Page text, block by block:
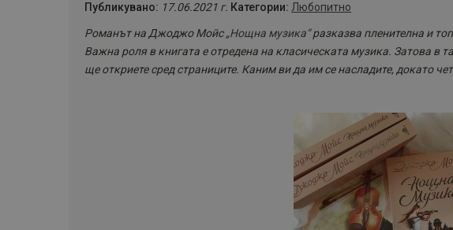
Публикувано: 17.06.2021 г. Категории: Любопитно
Романът на Джоджо Мойс„Нощна музика“разказва пленителна и
Важна роля в книгата е отредена на класическата музика. Затова в
ще откриете сред страниците. Каним ви да им се насладите, докато